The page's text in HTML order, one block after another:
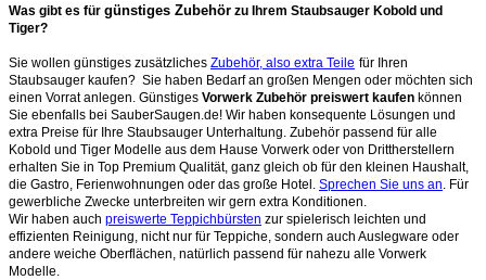
Was gibt es für günstiges Zubehör zu Ihrem Staubsauger Kobold und
Tiger?
Sie wollen günstiges zusätzliches Zubehör, also extra Teile für Ihren
Staubsauger kaufen? Sie haben Bedarf an großen Mengen oder möchten sich
einen Vorrat anlegen. Günstiges Vorwerk Zubehör preiswert kaufen können
Sie ebenfalls bei SauberSaugen.de! Wir haben konsequente Lösungen und
extra Preise für Ihre Staubsauger Unterhaltung. Zubehör passend für alle
Kobold und Tiger Modelle aus dem Hause Vorwerk oder von Drittherstellern
erhalten Sie in Top Premium Qualität, ganz gleich ob für den kleinen Haushalt,
die Gastro, Ferienwohnungen oder das große Hotel. Sprechen Sie uns an . Für
gewerbliche Zwecke unterbreiten wir gern extra Konditionen.
Wir haben auch preiswerte Teppichbürsten zur spielerisch leichten und
effizienten Reinigung, nicht nur für Teppiche, sondern auch Auslegware oder
andere weiche Oberflächen, natürlich passend für nahezu alle Vorwerk
Modelle.